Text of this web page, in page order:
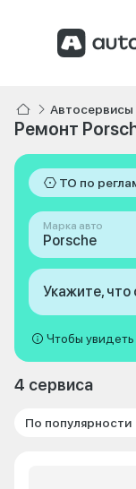
Автосервисы
Ремонт
ТО по
Марка авто
Porsche
Укажите, что
Чтобы
4 сервиса
По популярности